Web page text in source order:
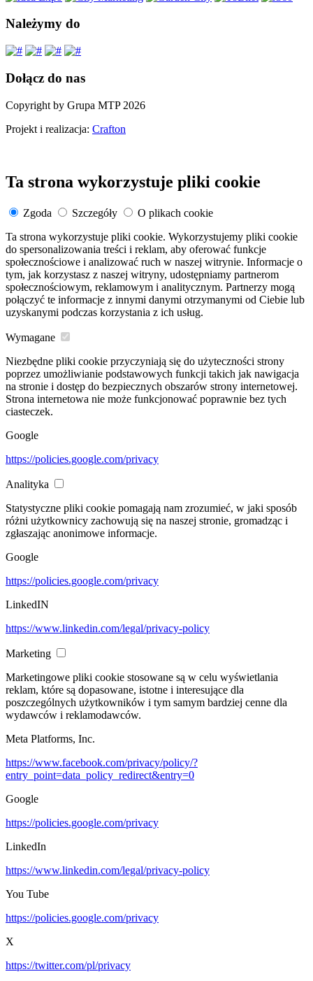
Należymy do
Dołącz do nas
Copyright by Grupa MTP 2026
Projekt i realizacja: Crafton
Ta strona wykorzystuje pliki cookie
Zgoda Szczegóły
O plikach cookie
Ta strona wykorzystuje pliki cookie. Wykorzystujemy pliki cookie
do spersonalizowania treści i reklam, aby oferować funkcje
społecznościowe i analizować ruch w naszej witrynie. Informacje o
tym, jak korzystasz z naszej witryny, udostępniamy partnerom
społecznościowym, reklamowym i analitycznym. Partnerzy mogą
połączyć te informacje z innymi danymi otrzymanymi od Ciebie lub
uzyskanymi podczas korzystania z ich usług.
Wymagane
Niezbędne pliki cookie przyczyniają się do użyteczności strony
poprzez umożliwianie podstawowych funkcji takich jak nawigacja
na stronie i dostęp do bezpiecznych obszarów strony internetowej.
Strona internetowa nie może funkcjonować poprawnie bez tych
ciasteczek.
Google
https://policies.google.com/privacy
Analityka
Statystyczne pliki cookie pomagają nam zrozumieć, w jaki sposób
różni użytkownicy zachowują się na naszej stronie, gromadząc i
zgłaszając anonimowe informacje.
Google
https://policies.google.com/privacy
LinkedIN
https://www.linkedin.com/legal/privacy-policy
Marketing
Marketingowe pliki cookie stosowane są w celu wyświetlania
reklam, które są dopasowane, istotne i interesujące dla
poszczególnych użytkowników i tym samym bardziej cenne dla
wydawców i reklamodawców.
Meta Platforms, Inc.
https://www.facebook.com/privacy/policy/?
entry_point=data_policy_redirect&entry=0
Google
https://policies.google.com/privacy
LinkedIn
https://www.linkedin.com/legal/privacy-policy
You Tube
https://policies.google.com/privacy
X
https://twitter.com/pl/privacy